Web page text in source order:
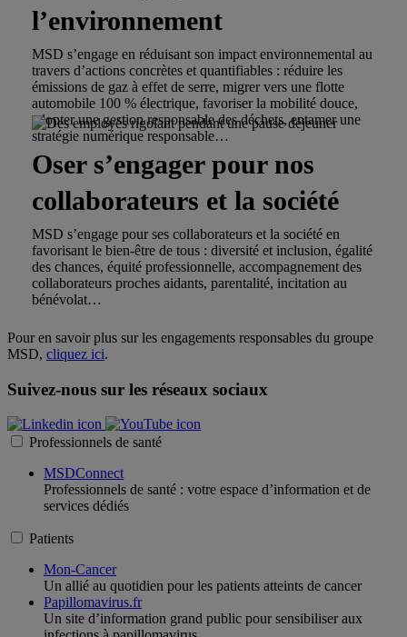
l’environnement
MSD s’engage en réduisant son impact environnemental au
travers d’actions concrètes et quantifiables : réduire les
émissions de gaz à effet de serre, migrer vers une flotte
automobile 100 % électrique, favoriser la mobilité douce,
adopter une gestion responsable des déchets, entamer une
stratégie numérique responsable…
Oser s’engager pour nos
collaborateurs et la société
MSD s’engage pour ses collaborateurs et la société en
favorisant le bien-être de tous : diversité et inclusion, égalité
des chances, équité professionnelle, accompagnement des
collaborateurs proches aidants, parentalité, incitation au
bénévolat…
Pour en savoir plus sur les engagements responsables du groupe
MSD, cliquez ici.
Suivez-nous sur les réseaux sociaux
Professionnels de santé
MSDConnect
Professionnels de santé : votre espace d’information et de
services dédiés
Patients
Mon-Cancer
Un allié au quotidien pour les patients atteints de cancer
Papillomavirus.fr
Un site d’information grand public pour sensibiliser aux